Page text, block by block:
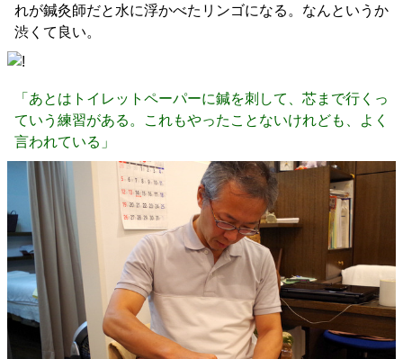
れが鍼灸師だと水に浮かべたリンゴになる。なんというか
渋くて良い。
「あとはトイレットペーパーに鍼を刺して、芯まで行くっ
ていう練習がある。これもやったことないけれども、よく
言われている」